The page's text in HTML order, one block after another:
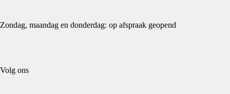
Zondag, maandag en donderdag: op afspraak geopend
Volg ons